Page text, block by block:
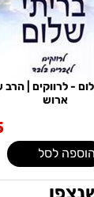
- לרווקים | הרב
ארוש
הוספה לסל